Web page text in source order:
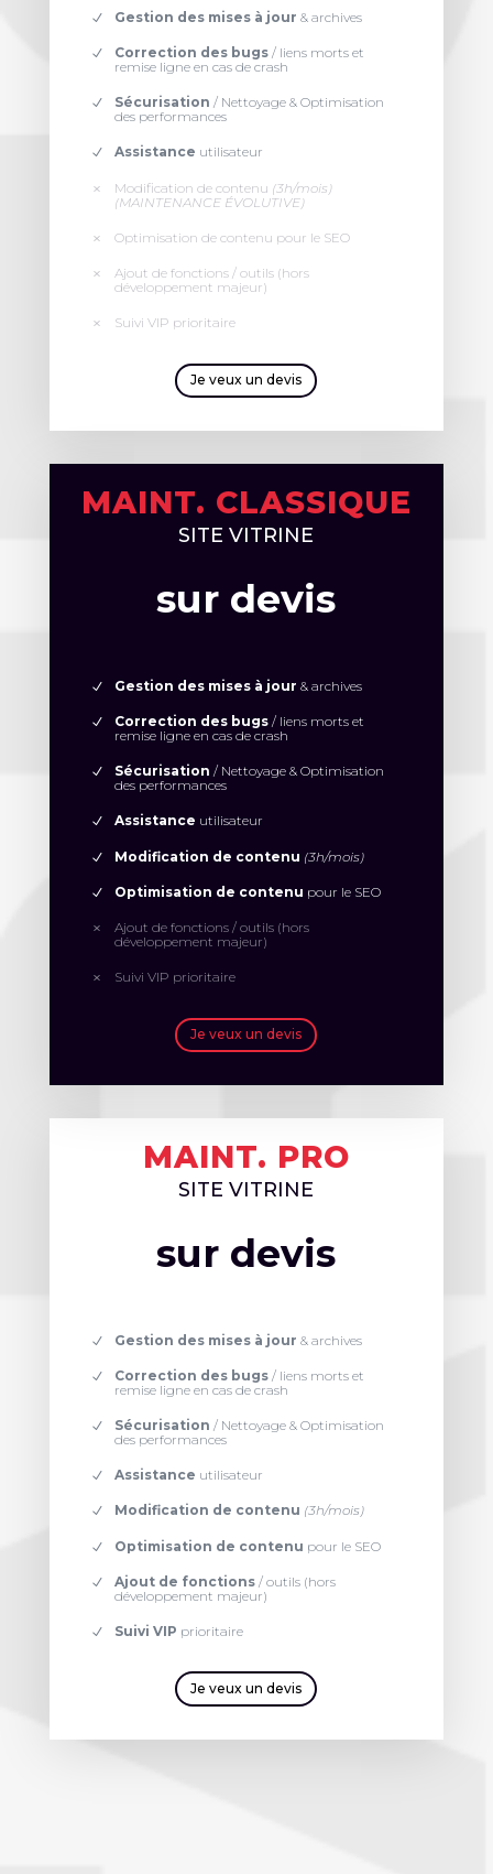
Gestion des mises à jour & archives
Correction des bugs/ liens morts et
remise ligne en cas de crash
Sécurisation / Nettoyage & Optimisation
des performances
Assistance utilisateur
Modification de contenu (3h/mois)
(MAINTENANCE ÉVOLUTIVE)
Optimisation de contenu pour le SEO
Ajout de fonctions / outils (hors
développement majeur)
Suivi VIP prioritaire
Je veux un devis
MAINT. CLASSIQUE
SITE VITRINE
sur devis
Gestion des mises à jour & archives
Correction des bugs/ liens morts et
remise ligne en cas de crash
Sécurisation / Nettoyage & Optimisation
des performances
Assistance utilisateur
Modification de contenu (3h/mois)
Optimisation de contenu pour le SEO
Ajout de fonctions / outils (hors
développement majeur)
Suivi VIP prioritaire
Je veux un devis
MAINT. PRO
SITE VITRINE
sur devis
Gestion des mises à jour & archives
Correction des bugs/ liens morts et
remise ligne en cas de crash
Sécurisation / Nettoyage & Optimisation
des performances
Assistance utilisateur
Modification de contenu (3h/mois)
Optimisation de contenu pour le SEO
Ajout de fonctions/ outils (hors
développement majeur)
Suivi VIP prioritaire
Je veux un devis